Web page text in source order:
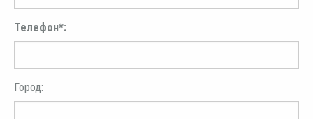
Телефон*:
Город: